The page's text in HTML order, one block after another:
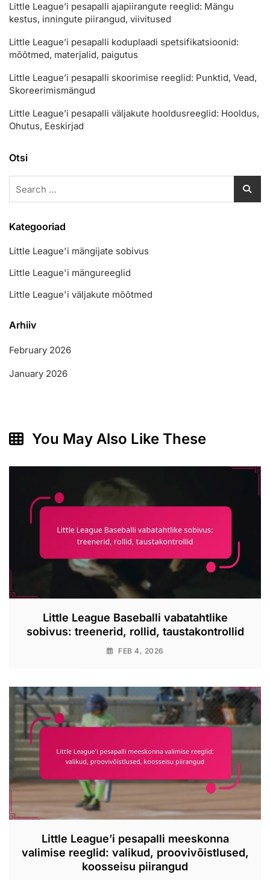
Little League’i pesapalli ajapiirangute reeglid: Mängu
kestus, inningute piirangud, viivitused
Little League’i pesapalli koduplaadi spetsifikatsioonid:
mõõtmed, materjalid, paigutus
Little League’i pesapalli skoorimise reeglid: Punktid, Vead,
Skoreerimismängud
Little League’i pesapalli väljakute hooldusreeglid: Hooldus,
Ohutus, Eeskirjad
Otsi
for:
Kategooriad
Little League'i mängijate sobivus
Little League'i mängureeglid
Little League'i väljakute mõõtmed
Arhiiv
February 2026
January 2026
You May Also Like These
Little League Baseballi vabatahtlike
sobivus: treenerid, rollid, taustakontrollid
FEB 4, 2026
Little League’i pesapalli meeskonna
valimise reeglid: valikud, proovivõistlused,
koosseisu piirangud